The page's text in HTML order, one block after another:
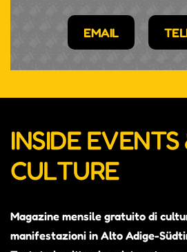
EMAIL
INSIDE EVENTS
CULTURE
Magazine mensile gratuito di
manifestazioni in Alto Adige-